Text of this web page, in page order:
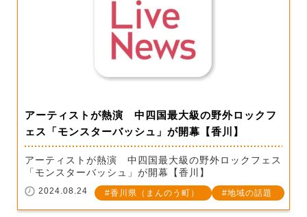
アーティストが熱演 中四国最大級の野外ロックフ
ェス「モンスターバッシュ」が開幕【香川】
アーティストが熱演 中四国最大級の野外ロックフェス
「モンスターバッシュ」が開幕【香川】
2024.08.24 香川県（まんのう町） 地域の話題